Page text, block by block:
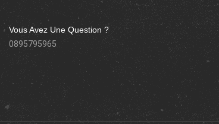
Vous Avez Une Question ?
0895795965